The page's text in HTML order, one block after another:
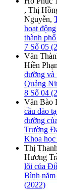
, Thị
Nguyễn,
hoạt
thành
7 Số 05
Văn
Hiền
dưỡng và
Quảng
8 Số 04
Văn Bào
cầu đào
dưỡng
Trường
Khoa
Thị
Hương
lõi của
Bình năm
(2022)